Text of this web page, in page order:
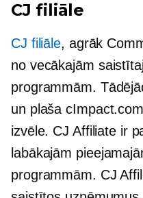
CJ filiāle
CJ filiāle, agrāk
no vecākajām
programmām.
un plaša
izvēle. CJ Affiliate ir
labākajām
programmām. CJ